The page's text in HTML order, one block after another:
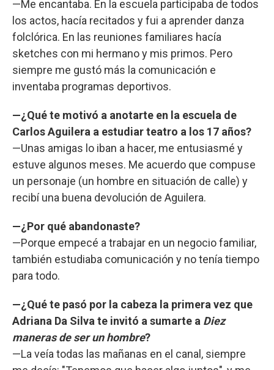
—Me encantaba. En la escuela participaba de todos
los actos, hacía recitados y fui a aprender danza
folclórica. En las reuniones familiares hacía
sketches con mi hermano y mis primos. Pero
siempre me gustó más la comunicación e
inventaba programas deportivos.
—¿Qué te motivó a anotarte en la escuela de
Carlos Aguilera a estudiar teatro a los 17 años?
—Unas amigas lo iban a hacer, me entusiasmé y
estuve algunos meses. Me acuerdo que compuse
un personaje (un hombre en situación de calle) y
recibí una buena devolución de Aguilera.
—¿Por qué abandonaste?
—Porque empecé a trabajar en un negocio familiar,
también estudiaba comunicación y no tenía tiempo
para todo.
—¿Qué te pasó por la cabeza la primera vez que
Adriana Da Silva te invitó a sumarte a Diez
maneras de ser un hombre?
—La veía todas las mañanas en el canal, siempre